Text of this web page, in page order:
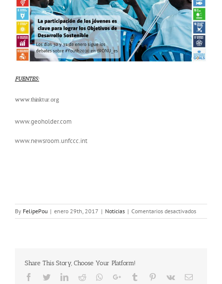
FUENTES:
www.thinktur.org
www.geoholder.com
www.newsroom.unfccc.int
By FelipePou | enero 29th, 2017 | Noticias | Comentarios desactivadosen
Año
Share This Story, Choose Your Platform!
Facebook
TwitterLinkedIn
Reddit Whatsapp
Google+Tumblr Pinterest
Vk Email